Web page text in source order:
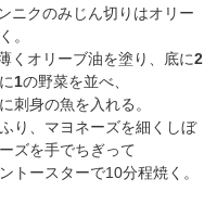
ニクのみじん切りはオリー
。
くオリーブ油を塗り、底に2
1の野菜を並べ、
刺身の魚を入れる。
り、マヨネーズを細くしぼ
ズを手でちぎって
トースターで10分程焼く。